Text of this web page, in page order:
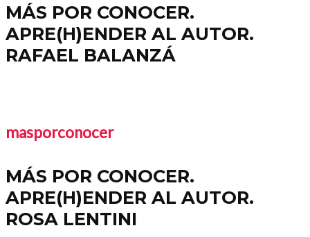
MÁS POR CONOCER.
APRE(H)ENDER AL AUTOR.
RAFAEL BALANZÁ
masporconocer
MÁS POR CONOCER.
APRE(H)ENDER AL AUTOR.
ROSA LENTINI